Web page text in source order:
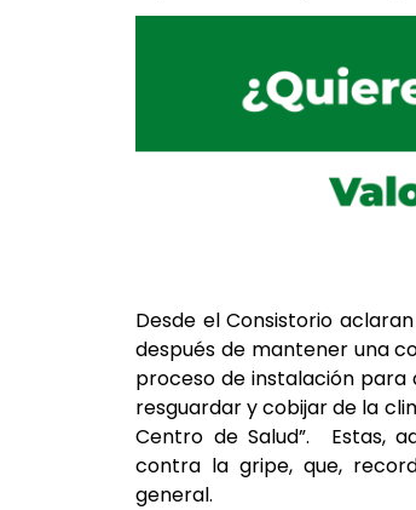
Desde el Consistorio
después de mantener una
proceso de instalación
resguardar y cobijar de la
Centro de Salud”. Estas,
contra la gripe, que,
general.